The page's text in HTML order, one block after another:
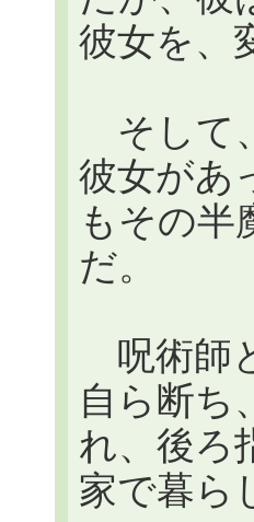
彼女を、
そして
彼女があ
もその半
だ。
呪術師
自ら断ち
れ、後ろ
家で暮ら